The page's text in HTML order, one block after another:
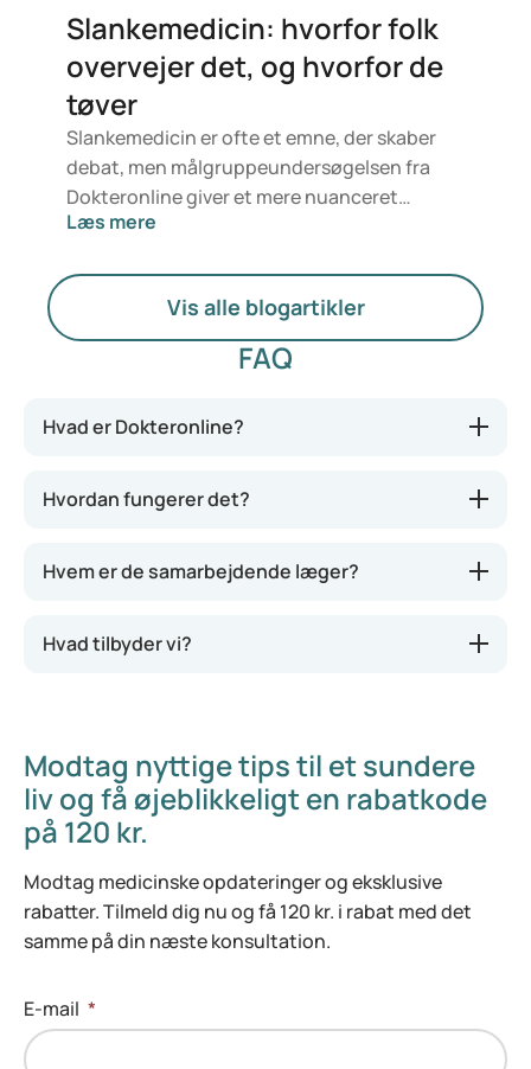
Slankemedicin: hvorfor folk
overvejer det, og hvorfor de
tøver
Slankemedicin er ofte et emne, der skaber
debat, men målgruppeundersøgelsen fra
Dokteronline giver et mere nuanceret
billede. Folk ønsker ikke kun at tabe sig, men
opbygge større selvtillid. Samtidig vil de
være sikre på, at medicinen er sikker,
passende og til at betale.
Læs mere
Vis alle blogartikler
FAQ
Hvad er Dokteronline?
Hvordan fungerer det?
Hvem er de samarbejdende læger?
Hvad tilbyder vi?
Modtag nyttige tips til et sundere
liv og få øjeblikkeligt en rabatkode
på 120 kr.
Modtag medicinske opdateringer og eksklusive
rabatter. Tilmeld dig nu og få 120 kr. i rabat med det
samme på din næste konsultation.
E-mail *